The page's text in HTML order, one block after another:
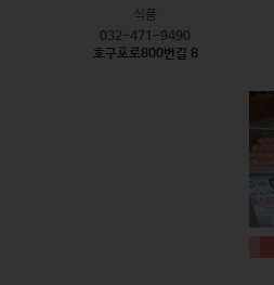
식품
032-471-9490
호구포로800번길 8